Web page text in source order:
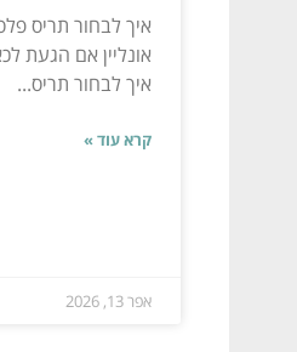
איך לבחור תריס
אונליין אם הגעת
איך לבחור תריס...
קרא עוד »
אפר 13, 2026